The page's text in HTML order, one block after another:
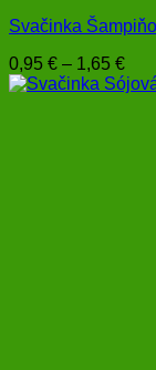
variantov.
si
môžete
Svačinka
0,95 € – 1,65 €Price